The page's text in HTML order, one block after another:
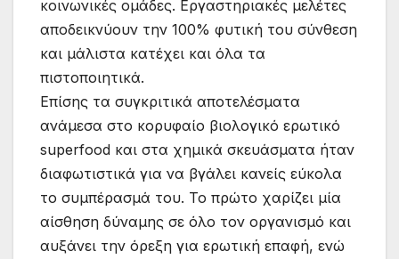
κοινωνικές ομάδες. Εργαστηριακές μελέτες
αποδεικνύουν την 100% φυτική του σύνθεση
και μάλιστα κατέχει και όλα τα
πιστοποιητικά.
Επίσης τα συγκριτικά αποτελέσματα
ανάμεσα στο κορυφαίο βιολογικό ερωτικό
superfood και στα χημικά σκευάσματα ήταν
διαφωτιστικά για να βγάλει κανείς εύκολα
το συμπέρασμά του. Το πρώτο χαρίζει μία
αίσθηση δύναμης σε όλο τον οργανισμό και
αυξάνει την όρεξη για ερωτική επαφή, ενώ